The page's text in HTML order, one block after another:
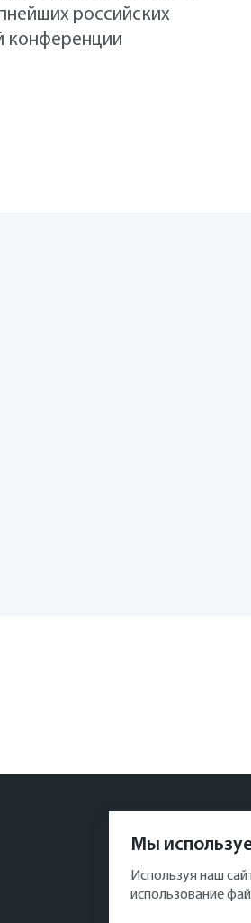
российских
конференции
Мы
Используя наш
использование